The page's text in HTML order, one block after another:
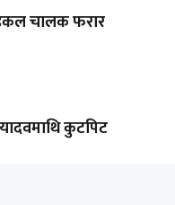
चालक फरार
कुटपिट